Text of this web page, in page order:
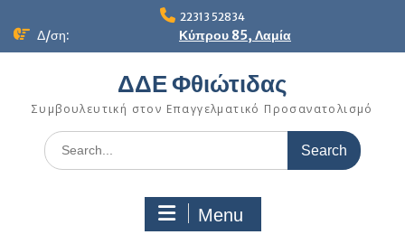
22313 52834
Δ/ση: Κύπρου 85, Λαμία
ΔΔΕ Φθιώτιδας
Συμβουλευτική στον Επαγγελματικό Προσανατολισμό
Search
for:
Menu